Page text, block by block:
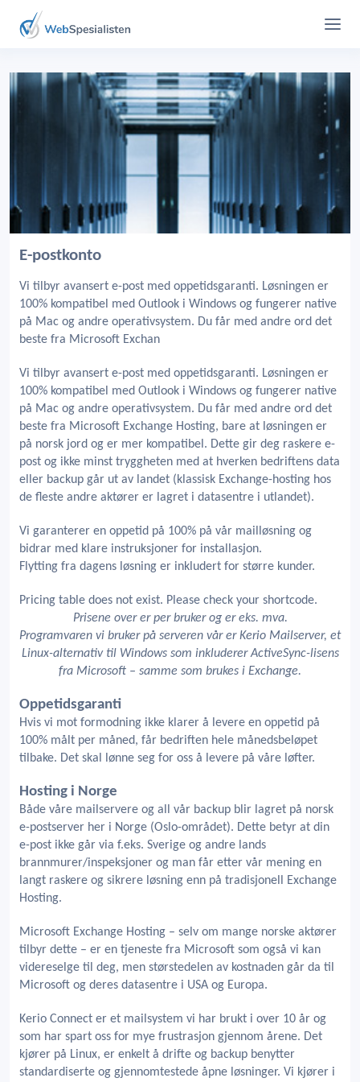
E-postkonto
Vi tilbyr avansert e-post med oppetidsgaranti. Løsningen er
100% kompatibel med Outlook i Windows og fungerer native
på Mac og andre operativsystem. Du får med andre ord det
beste fra Microsoft Exchan
Vi tilbyr avansert e-post med oppetidsgaranti. Løsningen er
100% kompatibel med Outlook i Windows og fungerer native
på Mac og andre operativsystem. Du får med andre ord det
beste fra Microsoft Exchange Hosting, bare at løsningen er
på norsk jord og er mer kompatibel. Dette gir deg raskere e-
post og ikke minst tryggheten med at hverken bedriftens data
eller backup går ut av landet (klassisk Exchange-hosting hos
de fleste andre aktører er lagret i datasentre i utlandet).
Vi garanterer en oppetid på 100% på vår mailløsning og
bidrar med klare instruksjoner for installasjon.
Flytting fra dagens løsning er inkludert for større kunder.
Pricing table does not exist. Please check your shortcode.
Prisene over er per bruker og er eks. mva.
Programvaren vi bruker på serveren vår er Kerio Mailserver, et
Linux-alternativ til Windows som inkluderer ActiveSync-lisens
fra Microsoft – samme som brukes i Exchange.
Oppetidsgaranti
Hvis vi mot formodning ikke klarer å levere en oppetid på
100% målt per måned, får bedriften hele månedsbeløpet
tilbake. Det skal lønne seg for oss å levere på våre løfter.
Hosting i Norge
Både våre mailservere og all vår backup blir lagret på norsk
e-postserver her i Norge (Oslo-området). Dette betyr at din
e-post ikke går via f.eks. Sverige og andre lands
brannmurer/inspeksjoner og man får etter vår mening en
langt raskere og sikrere løsning enn på tradisjonell Exchange
Hosting.
Microsoft Exchange Hosting – selv om mange norske aktører
tilbyr dette – er en tjeneste fra Microsoft som også vi kan
videreselge til deg, men størstedelen av kostnaden går da til
Microsoft og deres datasentre i USA og Europa.
Kerio Connect er et mailsystem vi har brukt i over 10 år og
som har spart oss for mye frustrasjon gjennom årene. Det
kjører på Linux, er enkelt å drifte og backup benytter
standardiserte og gjennomtestede åpne løsninger. Vi kjører i